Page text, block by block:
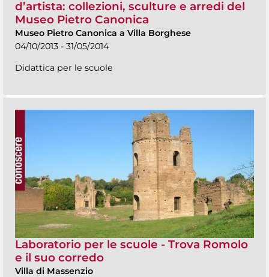
d’artista: collezioni, sculture e arredi del
Museo Pietro Canonica
Museo Pietro Canonica a Villa Borghese
04/10/2013 - 31/05/2014
Didattica per le scuole
Laboratorio per le scuole - Trova Romolo
e il suo corredo
Villa di Massenzio